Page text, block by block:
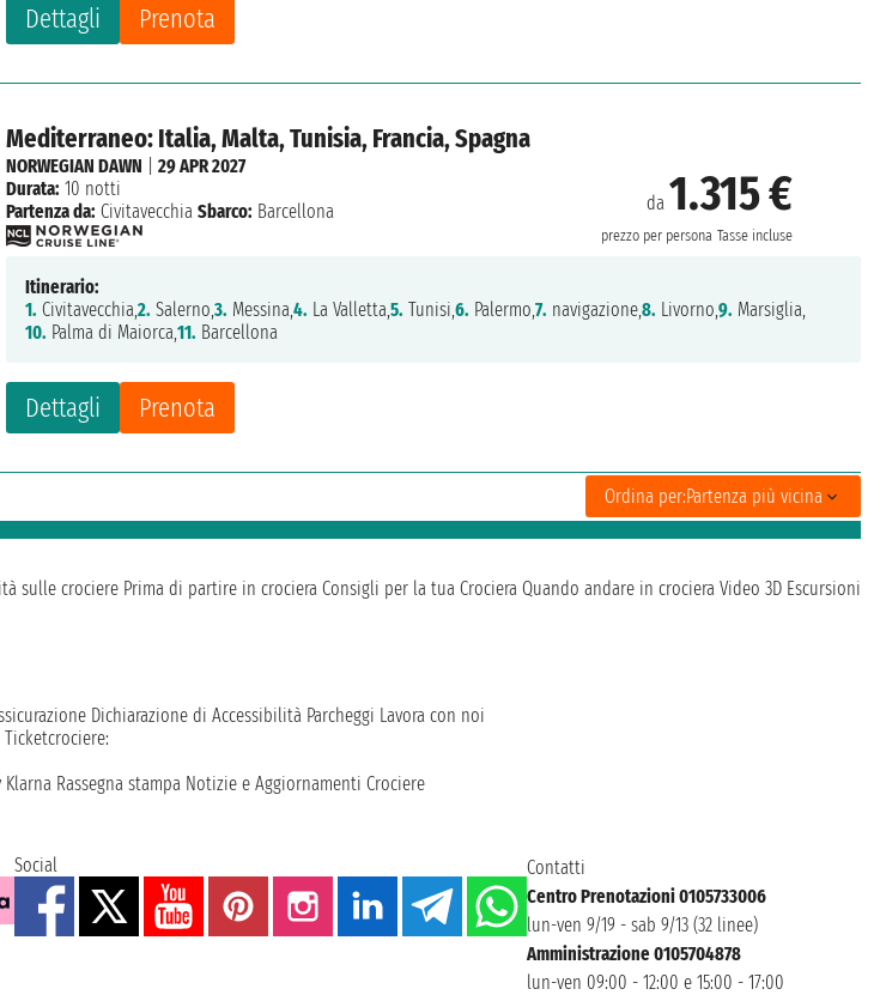
Dettagli Prenota
Mediterraneo: Italia, Malta, Tunisia, Francia, Spagna
da 1.315 €
prezzo per persona Tasse incluse
Dettagli Prenota
NORWEGIAN DAWN |29 APR 2027
Durata: 10 notti
Partenza da: Civitavecchia Sbarco: Barcellona
Itinerario:
1. Civitavecchia,2. Salerno,3. Messina,4. La Valletta,5. Tunisi,6. Palermo,7. navigazione,8. Livorno,9. Marsiglia,
10. Palma di Maiorca,11. Barcellona
Ordina per:Partenza più vicina
sulle crociere Prima di partire in crociera Consigli per la tua Crociera Quando andare in crociera Video 3D Escursioni
Dichiarazione di Accessibilità Parcheggi Lavora con noi
Ticketcrociere:
Klarna Rassegna stampa Notizie e Aggiornamenti Crociere
Social
Contatti
Centro Prenotazioni 0105733006
lun-ven 9/19 - sab 9/13 (32 linee)
Amministrazione 0105704878
lun-ven 09:00 - 12:00 e 15:00 - 17:00